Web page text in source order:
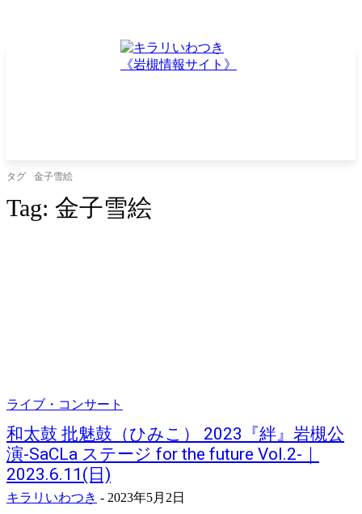
タグ 金子雪絵
Tag: 金子雪絵
ライブ・コンサート
和太鼓 批魅鼓（ひみこ） 2023『絆』岩槻公
演-SaCLa ステージ for the future Vol.2-｜
2023.6.11(日)
キラリいわつき - 2023年5月2日